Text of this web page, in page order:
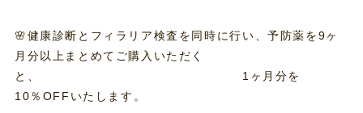
🌸健康診断とフィラリア検査を同時に行い、予防薬を9ヶ
月分以上まとめてご購入いただく
と、 1ヶ月分を
10％OFFいたします。